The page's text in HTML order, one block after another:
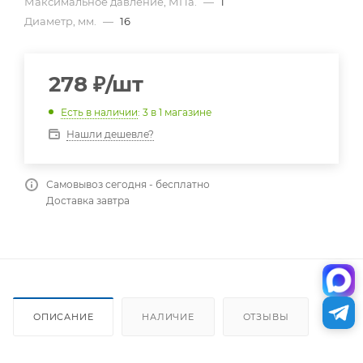
Диаметр, мм.
— 16
278 ₽/шт
Есть в наличии: 3 в 1 магазине
Нашли дешевле?
Самовывоз сегодня - бесплатно
Доставка завтра
ОПИСАНИЕ НАЛИЧИЕ ОТЗЫВЫ